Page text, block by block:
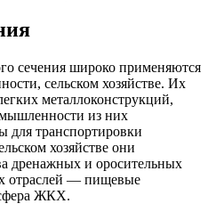
сечения широко применяются
сельском хозяйстве. Их
металлоконструкций,
из них
для транспортировки
хозяйстве они
дренажных и оросительных
отраслей — пищевые
ЖКХ.